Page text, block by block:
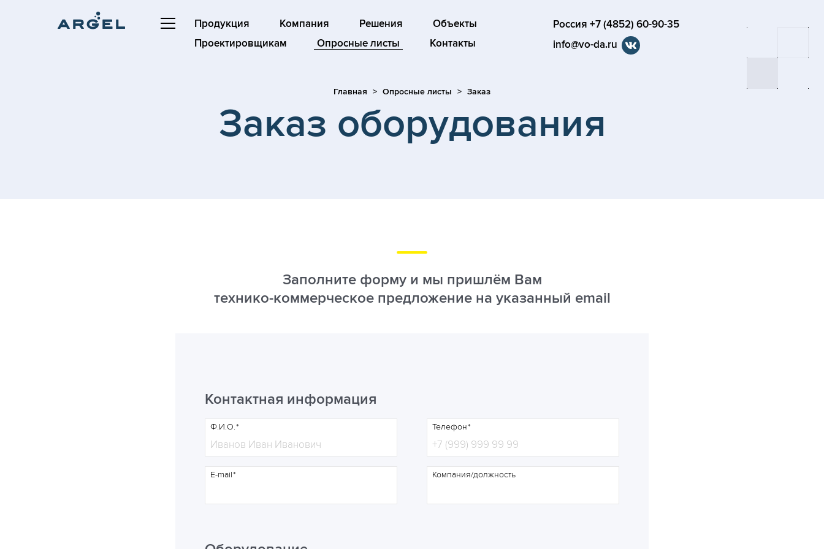
Продукция Компания Решения
Объекты
Проектировщикам
Опросные листы Контакты
Россия +7 (4852) 60-90-35
info@vo-da.ru
Главная Опросные листы Заказ
Заказ оборудования
Заполните форму и мы пришлём Вам
технико-коммерческое предложение на указанный email
Контактная информация
Ф.И.О.
E-mail
Телефон
Компания/должность